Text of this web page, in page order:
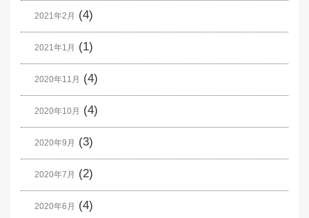
2021年2月 (4)
2021年1月 (1)
2020年11月 (4)
2020年10月 (4)
2020年9月 (3)
2020年7月 (2)
2020年6月 (4)